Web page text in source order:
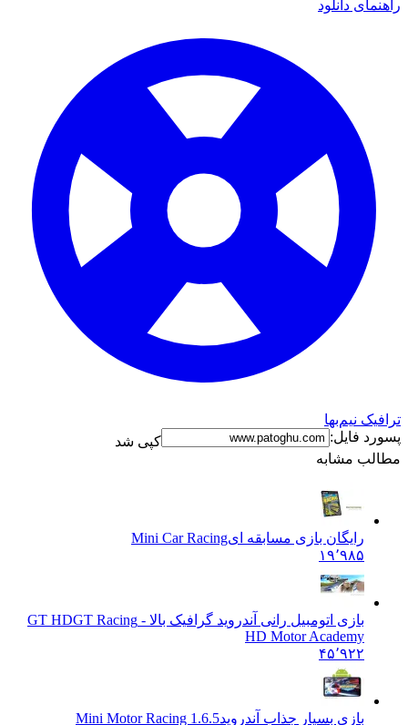
دانلود
نیم‌بها
فایل:
کپی شد
مشابه
رایگان بازی مسابقه ایMini Car Racing
۱۹٬۹۸۵
بازی اتومبیل رانی آندروید گرافیک بالا - GT HD GT Racing
HD Motor Academy
۴۵٬۹۲۲
بازی بسیار جذاب آندرویدMini Motor Racing 1.6.5